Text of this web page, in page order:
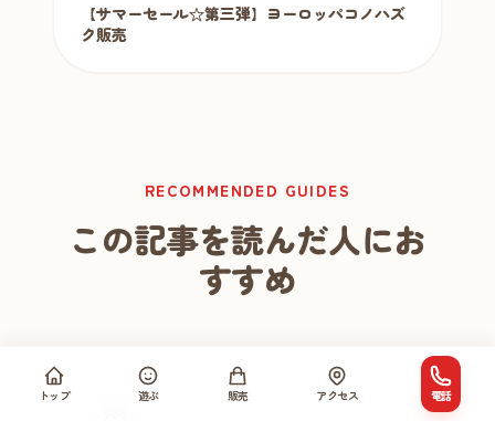
【サマーセール☆第三弾】ヨーロッパコノハズ
ク販売
RECOMMENDED GUIDES
この記事を読んだ人にお
すすめ
トップ 遊ぶ 販売 アクセス 電話